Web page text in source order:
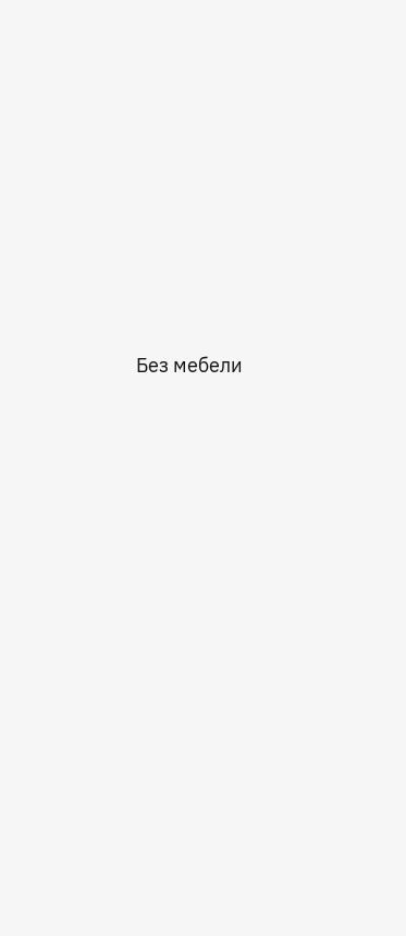
Без мебели